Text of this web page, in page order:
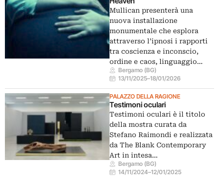
Mullican presenterà una
nuova installazione
monumentale che esplora
attraverso l’ipnosi i rapporti
tra coscienza e inconscio,
ordine e caos, linguaggio…
Bergamo (BG)
13/11/2025–18/01/2026
PALAZZO DELLA RAGIONE
Testimoni oculari
Testimoni oculari è il titolo
della mostra curata da
Stefano Raimondi e realizzata
da The Blank Contemporary
Art in intesa…
Bergamo (BG)
14/11/2024–12/01/2025